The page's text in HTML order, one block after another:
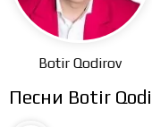
Botir Qodirov
Песни Botir